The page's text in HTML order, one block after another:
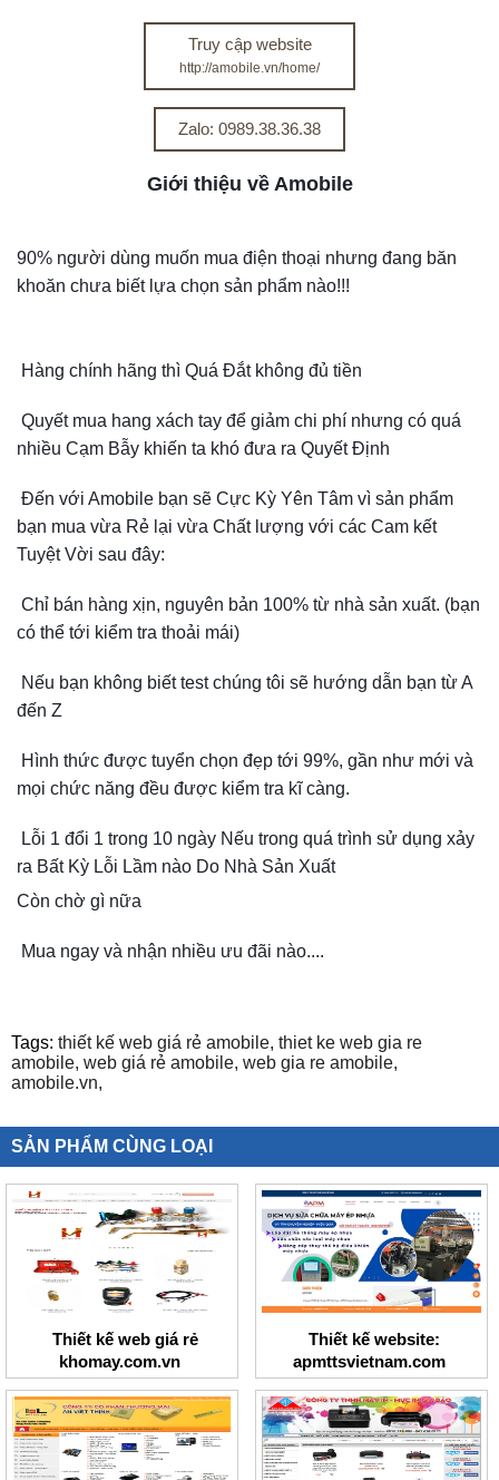
Truy cập website
http://amobile.vn/home/
Zalo: 0989.38.36.38
Giới thiệu về Amobile
90% người dùng muốn mua điện thoại nhưng đang băn
khoăn chưa biết lựa chọn sản phẩm nào!!!
Hàng chính hãng thì Quá Đắt không đủ tiền
Quyết mua hang xách tay để giảm chi phí nhưng có quá
nhiều Cạm Bẫy khiến ta khó đưa ra Quyết Định
Đến với Amobile bạn sẽ Cực Kỳ Yên Tâm vì sản phẩm
bạn mua vừa Rẻ lại vừa Chất lượng với các Cam kết
Tuyệt Vời sau đây:
Chỉ bán hàng xịn, nguyên bản 100% từ nhà sản xuất. (bạn
có thể tới kiểm tra thoải mái)
Nếu bạn không biết test chúng tôi sẽ hướng dẫn bạn từ A
đến Z
Hình thức được tuyển chọn đẹp tới 99%, gần như mới và
mọi chức năng đều được kiểm tra kĩ càng.
Lỗi 1 đổi 1 trong 10 ngày Nếu trong quá trình sử dụng xảy
ra Bất Kỳ Lỗi Lầm nào Do Nhà Sản Xuất
Còn chờ gì nữa
Mua ngay và nhận nhiều ưu đãi nào....
Tags: thiết kế web giá rẻ amobile, thiet ke web gia re
amobile, web giá rẻ amobile, web gia re amobile,
amobile.vn,
SẢN PHẨM CÙNG LOẠI
Thiết kế web giá rẻ
khomay.com.vn
Thiết kế website:
apmttsvietnam.com